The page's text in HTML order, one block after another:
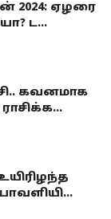
2024: ஏழரை
ட...
கவனமாக